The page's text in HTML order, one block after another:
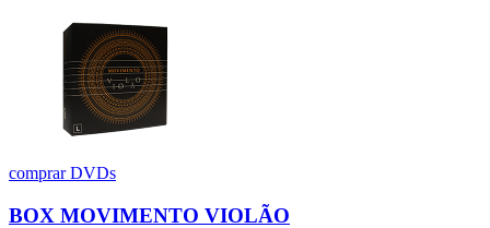
comprarDVDs
BOX MOVIMENTO VIOLÃO